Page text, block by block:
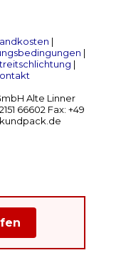
|
|
|
Alte Linner
66602 Fax: +49